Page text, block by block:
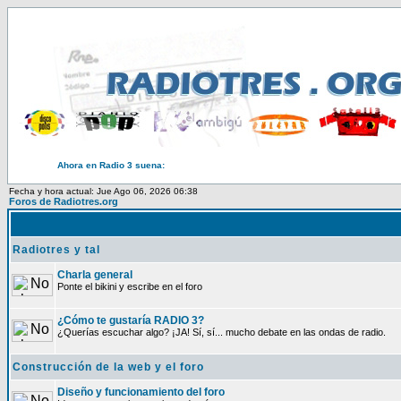
Ahora en Radio 3 suena:
Fecha y hora actual: Jue Ago 06, 2026 06:38
Foros de Radiotres.org
Radiotres y tal
Charla general
Ponte el bikini y escribe en el foro
¿Cómo te gustaría RADIO 3?
¿Querías escuchar algo? ¡JA! Sí, sí... mucho debate en las ondas de radio.
Construcción de la web y el foro
Diseño y funcionamiento del foro